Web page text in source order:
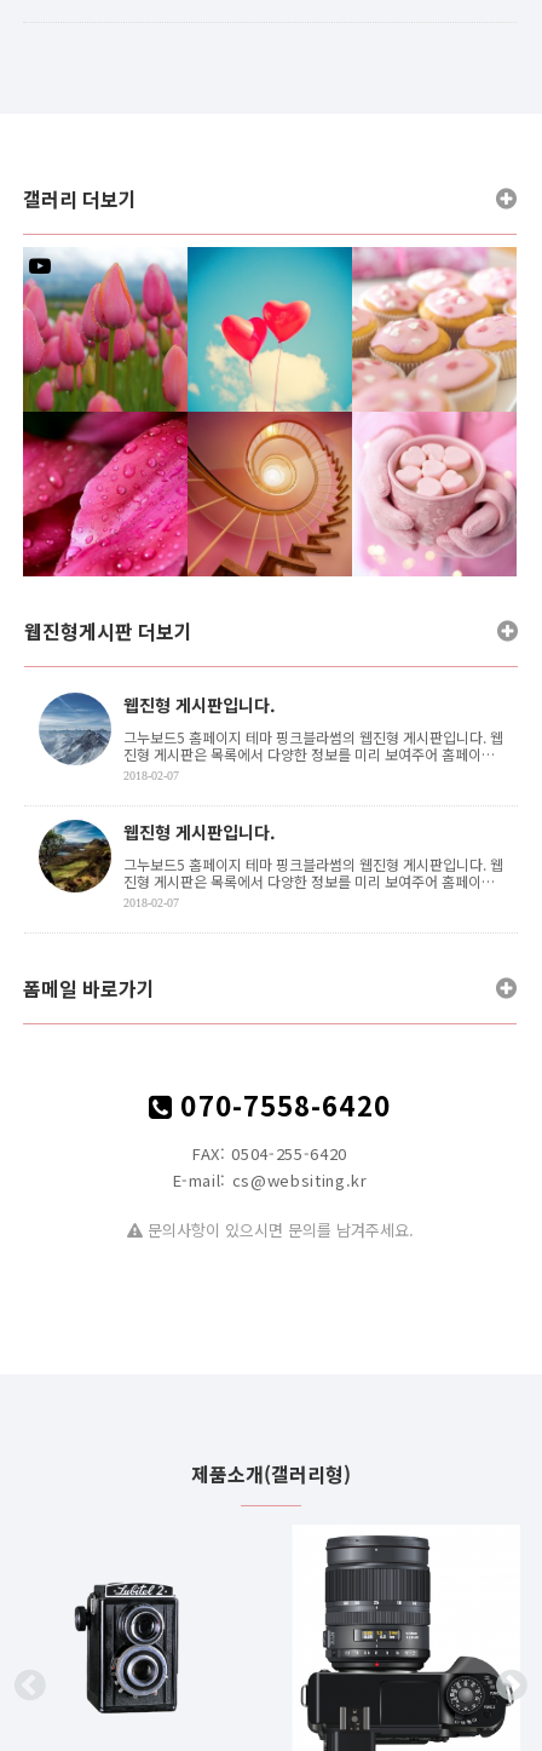
유투브영상링크 샘플 그누보드5 홈페이지 테마 핑크블라썸 갤러리게시판
갤러리 더보기
웹진형 게시판입니다.
그누보드5 홈페이지 테마 핑크블라썸의 웹진형 게시판입니다. 웹
진형 게시판은 목록에서 다양한 정보를 미리 보여주어 홈페이지
이용자가 원하는 정보를 쉽게 접글할 수 있도록 합 . . .
2018-02-07
웹진형 게시판입니다.
그누보드5 홈페이지 테마 핑크블라썸의 웹진형 게시판입니다. 웹
진형 게시판은 목록에서 다양한 정보를 미리 보여주어 홈페이지
이용자가 원하는 정보를 쉽게 접글할 수 있도록 합 . . .
2018-02-07
웹진형게시판 더보기
070-7558-6420
FAX: 0504-255-6420
E-mail: cs@websiting.kr
문의사항이 있으시면 문의를 남겨주세요.
폼메일 바로가기
제품소개(갤러리형)